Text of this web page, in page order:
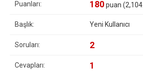
Puanları: 180puan (2,104
Başlık: Yeni Kullanıcı
Soruları: 2
Cevapları: 1